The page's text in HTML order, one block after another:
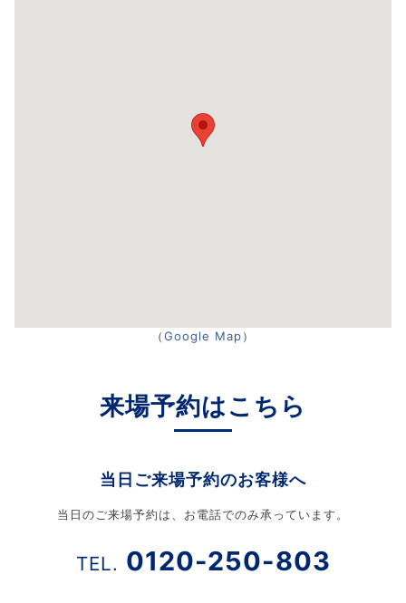
（Google Map）
来場予約はこちら
当日ご来場予約のお客様へ
当日のご来場予約は、お電話でのみ承っています。
TEL. 0120-250-803